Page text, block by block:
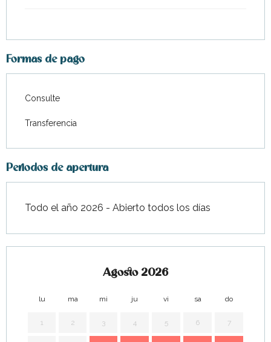
Formas de pago
Consulte
Transferencia
Periodos de apertura
Todo el año 2026 - Abierto todos los días
Agosto 2026
lu ma mi ju vi sa do
1 2 3 4 5 6 7